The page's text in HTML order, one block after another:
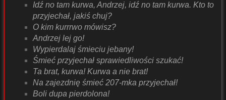
Idź no tam kurwa, Andrzej, idź no tam kurwa. Kto to
przyjechał, jakiś chuj?
O kim kurrrwo mówisz?
Andrzej lej go!
Wypierdalaj śmieciu jebany!
Śmieć przyjechał sprawiedliwości szukać!
Ta brat, kurwa! Kurwa a nie brat!
Na zajezdnię śmieć 207-mka przyjechał!
Boli dupa pierdolona!